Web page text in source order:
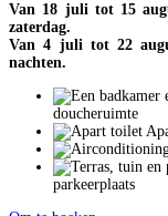
Van 18 juli tot 15
zaterdag.
Van 4 juli tot 22
nachten.
doucheruimte
parkeerplaats